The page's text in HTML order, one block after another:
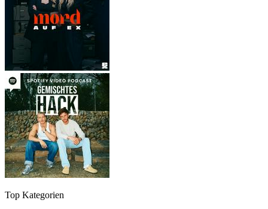
Top Kategorien